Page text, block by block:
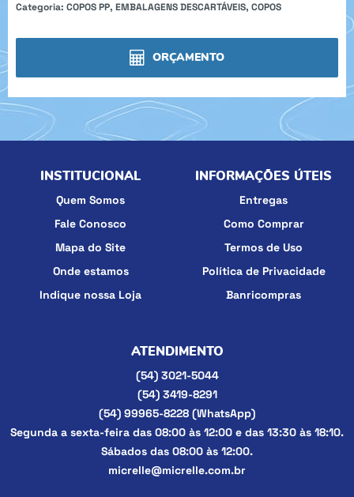
Categoria: COPOS PP, EMBALAGENS DESCARTÁVEIS, COPOS
ORÇAMENTO
INSTITUCIONAL
Quem Somos
Fale Conosco
Mapa do Site
Onde estamos
Indique nossa Loja
INFORMAÇÕES ÚTEIS
Entregas
Como Comprar
Termos de Uso
Política de Privacidade
Banricompras
ATENDIMENTO
(54)3021-5044
(54)3419-8291
(54) 99965-8228 (WhatsApp)
Segunda a sexta-feira das 08:00 às 12:00 e das 13:30 às 18:10.
Sábados das 08:00 às 12:00.
micrelle@micrelle.com.br